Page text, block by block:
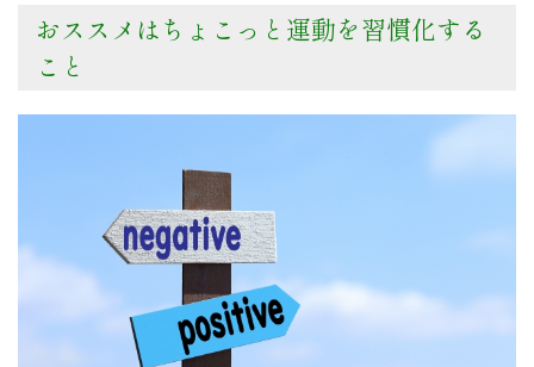
おススメはちょこっと運動を習慣化する
こと